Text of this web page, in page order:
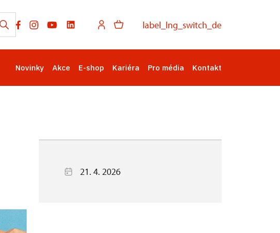
label_lng_switch_de
Novinky Akce E-shop Kariéra Pro média Kontakt
21. 4. 2026